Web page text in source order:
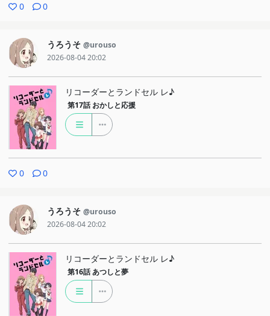
0 0
うろうそ @urouso
2026-08-04 20:02
リコーダーとランドセル レ♪
第17話 おかしと応援
0 0
うろうそ @urouso
2026-08-04 20:02
リコーダーとランドセル レ♪
第16話 あつしと夢